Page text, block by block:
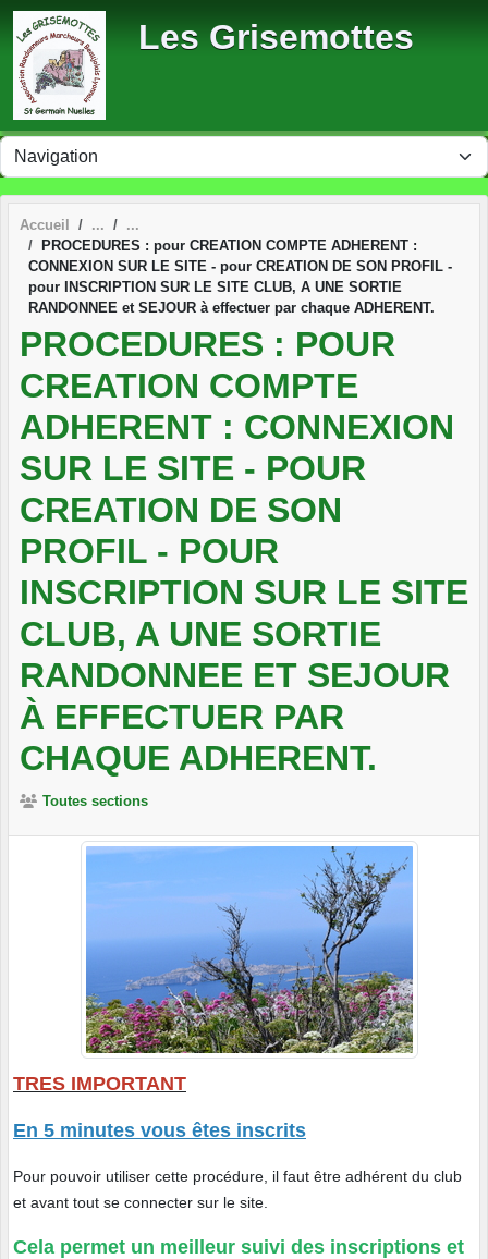
Les Grisemottes
Accueil
PROCEDURES : pour CREATION COMPTE ADHERENT :
CONNEXION SUR LE SITE - pour CREATION DE SON PROFIL -
pour INSCRIPTION SUR LE SITE CLUB, A UNE SORTIE
RANDONNEE et SEJOUR à effectuer par chaque ADHERENT.
PROCEDURES : POUR
CREATION COMPTE
ADHERENT : CONNEXION
SUR LE SITE - POUR
CREATION DE SON
PROFIL - POUR
INSCRIPTION SUR LE SITE
CLUB, A UNE SORTIE
RANDONNEE ET SEJOUR
À EFFECTUER PAR
CHAQUE ADHERENT.
Toutes sections
TRES IMPORTANT
En 5 minutes vous êtes inscrits
Pour pouvoir utiliser cette procédure, il faut être adhérent du club
et avant tout se connecter sur le site.
Cela permet un meilleur suivi des inscriptions et
Panneau de gestion des cookies